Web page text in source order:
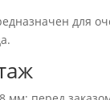
для